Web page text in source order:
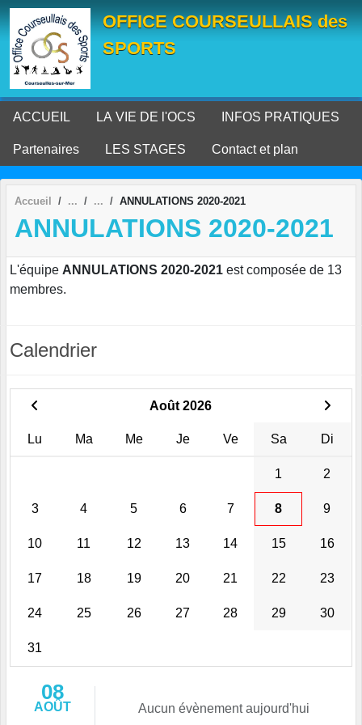
OFFICE COURSEULLAIS des
SPORTS
ACCUEIL LA VIE DE l'OCS INFOS PRATIQUES
Partenaires LES STAGES Contact et plan
Accueil ANNULATIONS 2020-2021
ANNULATIONS 2020-2021
L'équipe ANNULATIONS 2020-2021 est composée de 13
membres.
Calendrier
Août 2026
Lu Ma Me Je Ve Sa Di
1 2
3 4 5 6 7 8 9
10 11 12 13 14 15 16
17 18 19 20 21 22 23
24 25 26 27 28 29 30
31
08
AOÛT Aucun évènement aujourd'hui
Panneau de gestion des cookies